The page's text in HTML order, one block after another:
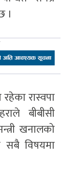
।
रास्वपा
बीबीसी
खनालको
सबै विषयमा